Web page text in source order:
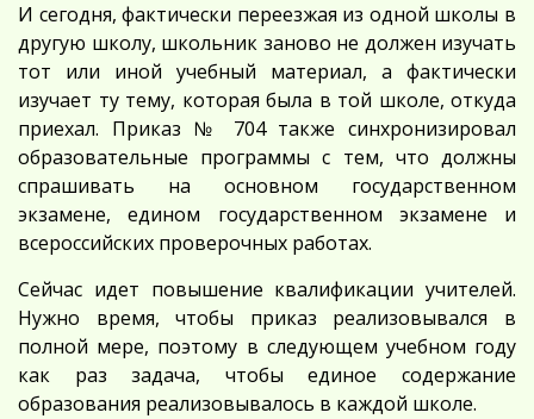
И сегодня, фактически переезжая из одной школы в
другую школу, школьник заново не должен изучать
тот или иной учебный материал, а фактически
изучает ту тему, которая была в той школе, откуда
приехал. Приказ № 704 также синхронизировал
образовательные программы с тем, что должны
спрашивать на основном государственном
экзамене, едином государственном экзамене и
всероссийских проверочных работах.
Сейчас идет повышение квалификации учителей.
Нужно время, чтобы приказ реализовывался в
полной мере, поэтому в следующем учебном году
как раз задача, чтобы единое содержание
образования реализовывалось в каждой школе.